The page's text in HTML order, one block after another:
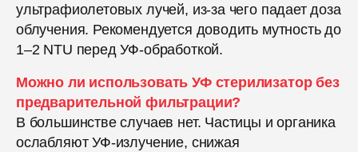
ультрафиолетовых лучей, из-за чего падает доза
облучения. Рекомендуется доводить мутность до
1–2 NTU перед УФ-обработкой.
Можно ли использовать УФ стерилизатор без
предварительной фильтрации?
В большинстве случаев нет. Частицы и органика
ослабляют УФ-излучение, снижая